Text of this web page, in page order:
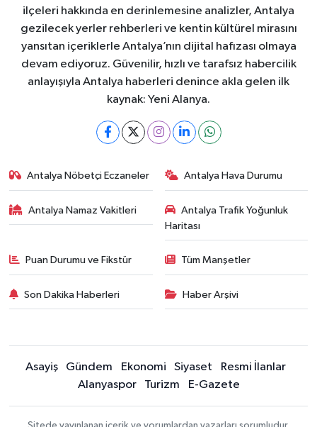
ilçeleri hakkında en derinlemesine analizler, Antalya
gezilecek yerler rehberleri ve kentin kültürel mirasını
yansıtan içeriklerle Antalya’nın dijital hafızası olmaya
devam ediyoruz. Güvenilir, hızlı ve tarafsız habercilik
anlayışıyla Antalya haberleri denince akla gelen ilk
kaynak: Yeni Alanya.
Antalya Nöbetçi Eczaneler Antalya Hava Durumu
Antalya Namaz Vakitleri
Antalya Trafik Yoğunluk
Haritası
Puan Durumu ve Fikstür Tüm Manşetler
Son Dakika Haberleri Haber Arşivi
Asayiş Gündem Ekonomi Siyaset
Resmi İlanlar
Alanyaspor
Turizm E-Gazete